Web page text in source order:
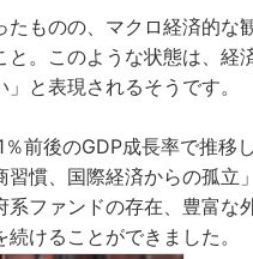
ものの、マクロ経済的な
。このような状態は、経
と表現されるそうです。
前後のGDP成長率で推移し
慣、国際経済からの孤立
ファンドの存在、豊富な
けることができました。